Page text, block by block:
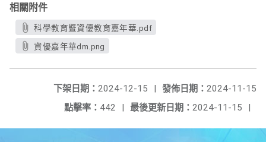
相關附件
科學教育暨資優教育嘉年華.pdf
資優嘉年華dm.png
發佈日期： 2024-11-15
下架日期： 2024-12-15
|
最後更新日期： 2024-11-15 |
點擊率： 442 |